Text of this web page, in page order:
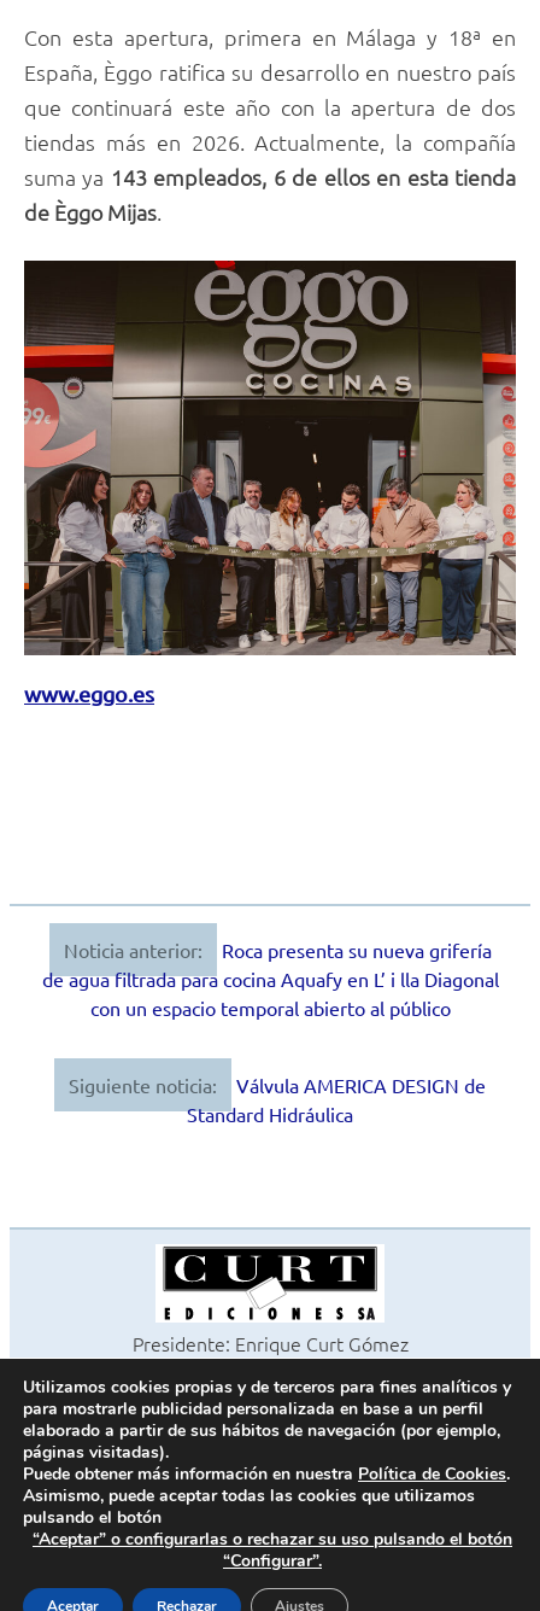
Con esta apertura, primera en Málaga y 18ª en
España, Èggo ratifica su desarrollo en nuestro país
que continuará este año con la apertura de dos
tiendas más en 2026. Actualmente, la compañía
suma ya 143 empleados, 6 de ellos en esta tienda
de Èggo Mijas.
www.eggo.es
Navegación
Noticia anterior:
Roca presenta su nueva grifería
de agua filtrada para cocina Aquafy en L’ i lla Diagonal
con un espacio temporal abierto al público
Siguiente noticia:
Válvula AMERICA DESIGN de
Standard Hidráulica
Presidente: Enrique Curt Gómez
©2026 Revista Cocinas y Baños
Todos los derechos reservados
Paseo de Gracia, 63. 1º 2ª. 08008 Barcelona -
Fax 933 183 505
Política de cookies
Política de privacidad
Utilizamos cookies propias y de terceros para fines analíticos y
para mostrarle publicidad personalizada en base a un perfil
elaborado a partir de sus hábitos de navegación (por ejemplo,
páginas visitadas).
Puede obtener más información en nuestra Política de Cookies.
Asimismo, puede aceptar todas las cookies que utilizamos
pulsando el botón
“Aceptar” o configurarlas o rechazar su uso pulsando el botón
“Configurar”.
Aceptar Rechazar Ajustes